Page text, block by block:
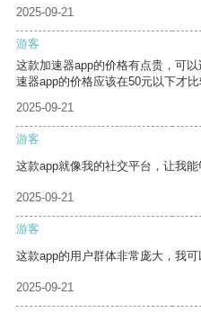
2025-09-21
游客
这款加速器app的价格有点贵，可
速器app的价格应该在50元以下才比
2025-09-21
游客
这款app就像我的社交平台，让我能
2025-09-21
游客
这款app的用户群体非常庞大，我可
2025-09-21